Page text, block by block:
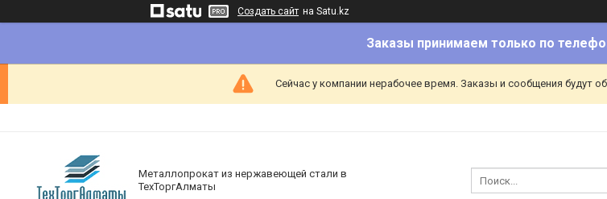
Создать сайт на Satu.kz
Заказы принимаем только по
Сейчас у компании нерабочее время. Заказы и сообщения будут
Металлопрокат из нержавеющей стали в
ТехТоргАлматы